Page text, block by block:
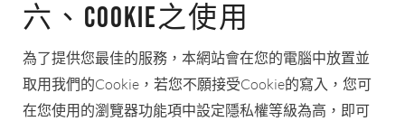
六、Cookie之使用
為了提供您最佳的服務，本網站會在您的電腦中放置並
取用我們的Cookie，若您不願接受Cookie的寫入，您可
在您使用的瀏覽器功能項中設定隱私權等級為高，即可